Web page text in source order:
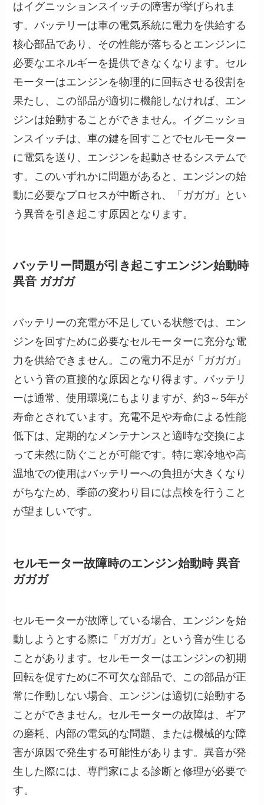
はイグニッションスイッチの障害が挙げられま
す。バッテリーは車の電気系統に電力を供給する
核心部品であり、その性能が落ちるとエンジンに
必要なエネルギーを提供できなくなります。セル
モーターはエンジンを物理的に回転させる役割を
果たし、この部品が適切に機能しなければ、エン
ジンは始動することができません。イグニッショ
ンスイッチは、車の鍵を回すことでセルモーター
に電気を送り、エンジンを起動させるシステムで
す。このいずれかに問題があると、エンジンの始
動に必要なプロセスが中断され、「ガガガ」とい
う異音を引き起こす原因となります。
バッテリー問題が引き起こすエンジン始動時
異音 ガガガ
バッテリーの充電が不足している状態では、エン
ジンを回すために必要なセルモーターに充分な電
力を供給できません。この電力不足が「ガガガ」
という音の直接的な原因となり得ます。バッテリ
ーは通常、使用環境にもよりますが、約3～5年が
寿命とされています。充電不足や寿命による性能
低下は、定期的なメンテナンスと適時な交換によ
って未然に防ぐことが可能です。特に寒冷地や高
温地での使用はバッテリーへの負担が大きくなり
がちなため、季節の変わり目には点検を行うこと
が望ましいです。
セルモーター故障時のエンジン始動時 異音
ガガガ
セルモーターが故障している場合、エンジンを始
動しようとする際に「ガガガ」という音が生じる
ことがあります。セルモーターはエンジンの初期
回転を促すために不可欠な部品で、この部品が正
常に作動しない場合、エンジンは適切に始動する
ことができません。セルモーターの故障は、ギア
の磨耗、内部の電気的な問題、または機械的な障
害が原因で発生する可能性があります。異音が発
生した際には、専門家による診断と修理が必要で
す。